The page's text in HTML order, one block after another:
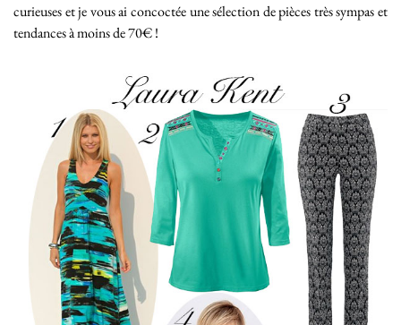
curieuses et je vous ai concoctée une sélection de pièces très sympas et
tendances à moins de 70€ !